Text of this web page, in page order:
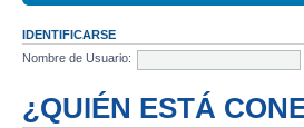
IDENTIFICARSE
Nombre de Usuario:
¿QUIÉN ESTÁ